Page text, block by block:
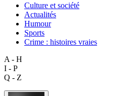
Culture et société
Actualités
Humour
Sports
Crime : histoires vraies
A - H
I - P
Q - Z